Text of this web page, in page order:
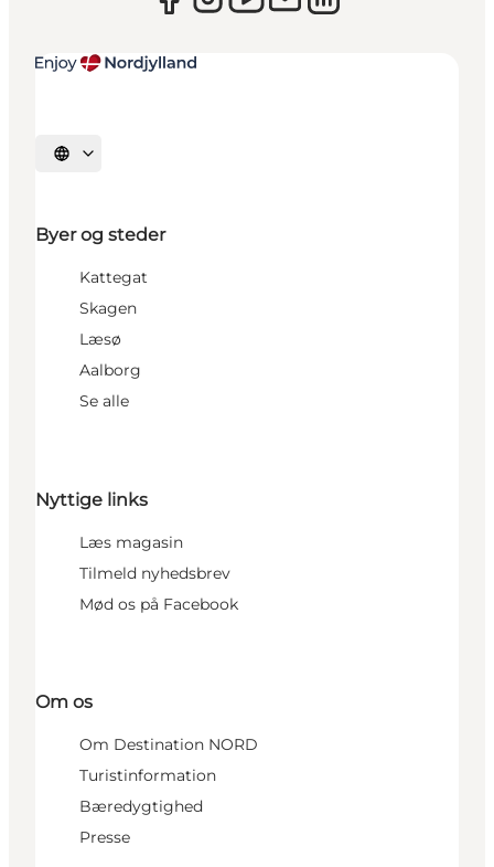
Vælg sprog
Byer og steder
Kattegat
Skagen
Læsø
Aalborg
Se alle
Nyttige links
Læs magasin
Tilmeld nyhedsbrev
Mød os på Facebook
Om os
Om Destination NORD
Turistinformation
Bæredygtighed
Presse